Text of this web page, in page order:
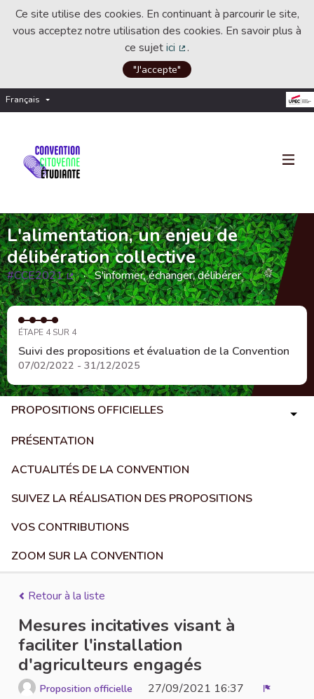
Ce site utilise des cookies. En continuant à parcourir le site,
vous acceptez notre utilisation des cookies. En savoir plus à
ce sujetici
(Lien externe)
.
"J'accepte"
Français Choisir la langue
L'alimentation, un enjeu de
délibération collective
#CCE2021
(Lien externe)
S'informer, échanger, délibérer
ÉTAPE 4 SUR 4
Suivi des propositions et évaluation de la Convention
07/02/2022 - 31/12/2025
PROPOSITIONS OFFICIELLES
PRÉSENTATION
ACTUALITÉS DE LA CONVENTION
SUIVEZ LA RÉALISATION DES PROPOSITIONS
VOS CONTRIBUTIONS
ZOOM SUR LA CONVENTION
Retour à la liste
Mesures incitatives visant à
faciliter l'installation
d'agriculteurs engagés
Proposition officielle 27/09/2021 16:37